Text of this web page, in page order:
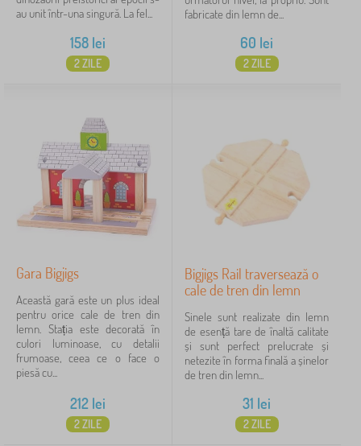
au unit într-una singură. La fel...
158 lei
2 ZILE
fabricate din lemn de...
60 lei
2 ZILE
Gara Bigjigs
Această gară este un plus ideal
pentru orice cale de tren din
lemn. Stația este decorată în
culori luminoase, cu detalii
frumoase, ceea ce o face o
piesă cu...
212 lei
2 ZILE
Bigjigs Rail traversează o
cale de tren din lemn
Sinele sunt realizate din lemn
de esență tare de înaltă calitate
și sunt perfect prelucrate și
netezite în forma finală a șinelor
de tren din lemn...
31 lei
2 ZILE